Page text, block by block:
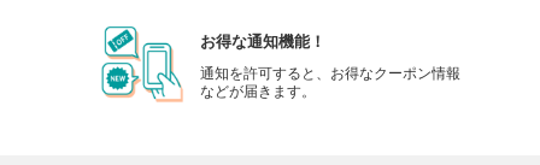
お得な通知機能！
通知を許可すると、お得なクーポン情報
などが届きます。